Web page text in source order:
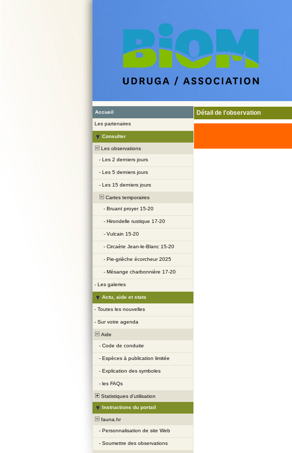
Accueil
Les partenaires
Consulter
Les observations
- Les 2 derniers jours
- Les 5 derniers jours
- Les 15 derniers jours
Cartes temporaires
- Bruant proyer 15-20
- Hirondelle rustique 17-20
- Vulcain 15-20
- Circaète Jean-le-Blanc 15-20
- Pie-grièche écorcheur 2025
- Mésange charbonnière 17-20
- Les galeries
Actu, aide et stats
- Toutes les nouvelles
- Sur votre agenda
Aide
- Code de conduite
- Espèces à publication limitée
- Explication des symboles
- les FAQs
Statistiques d'utilisation
Instructions du portail
fauna.hr
- Personnalisation de site Web
- Soumettre des observations
Détail de l'observation